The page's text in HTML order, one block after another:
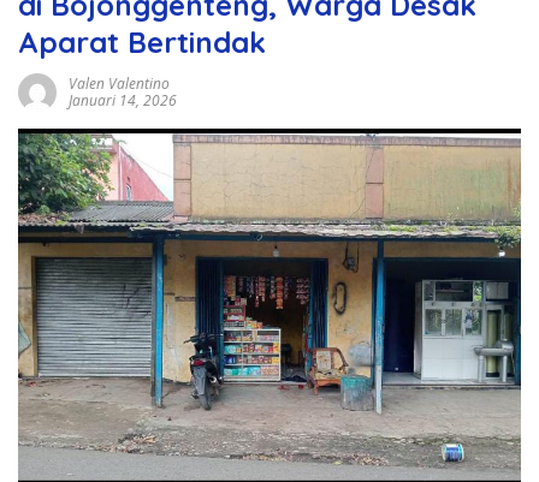
Aparat Bertindak
Valen Valentino
Januari 14, 2026